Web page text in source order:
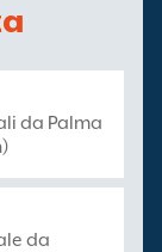
da Palma
da